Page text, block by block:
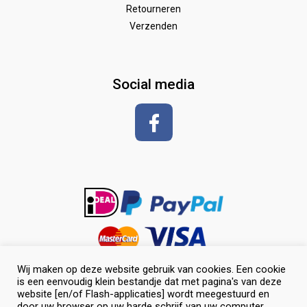
hoeven
vlechten en toiletteren
Zadeldekken & toebehoren
Shirt met korte mouwen
Retourneren
Verzenden
Social media
Wij maken op deze website gebruik van cookies. Een cookie
is een eenvoudig klein bestandje dat met pagina's van deze
website [en/of Flash-applicaties] wordt meegestuurd en